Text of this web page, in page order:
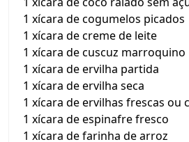
1 xícara de cogumelos picados
1 xícara de creme de leite
1 xícara de cuscuz marroquino
1 xícara de ervilha partida
1 xícara de ervilha seca
1 xícara de ervilhas frescas ou
1 xícara de espinafre fresco
1 xícara de farinha de arroz